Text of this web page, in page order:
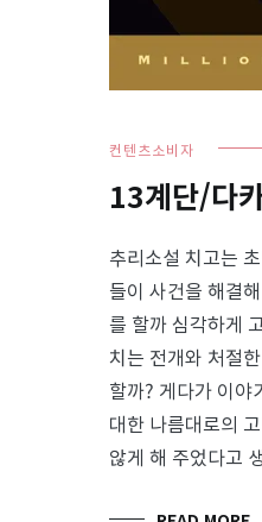
컨텐츠소비자
13계단/다
추리소설 치고는
들이 사건을 해결
를 할까 심각하게
치는 전개와 처절
할까? 게다가 이야
대한 나름대로의
않게 해 주었다고